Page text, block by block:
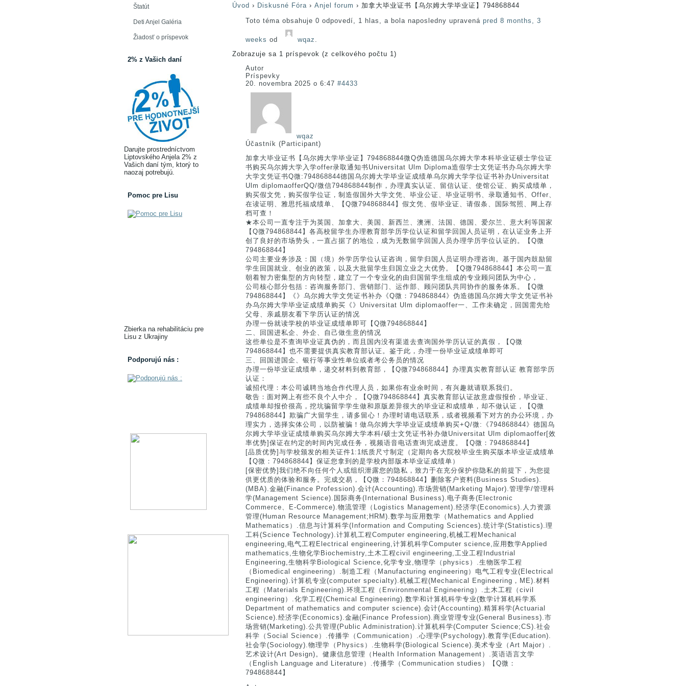
Štatút
Deti Anjel Galéria
Žiadosť o príspevok
2% z Vašich daní
Darujte prostredníctvom
Liptovského Anjela 2% z
Vašich daní tým, ktorý to
naozaj potrebujú.
Pomoc pre Lisu
Zbierka na rehabilitáciu pre
Lisu z Ukrajiny
Podporujú nás :
Úvod › Diskusné Fóra › Anjel forum › 加拿大毕业证书【乌尔姆大学毕业证】794868844
Toto téma obsahuje 0 odpovedí, 1 hlas, a bola naposledny upravená pred 8 months, 3
weeks od wqaz .
Zobrazuje sa 1 príspevok (z celkového počtu 1)
Autor
Príspevky
20. novembra 2025 o 6:47 #4433
wqaz
Účastník (Participant)
加拿大毕业证书【乌尔姆大学毕业证】794868844微Q伪造德国乌尔姆大学本科毕业证硕士学位证
书购买乌尔姆大学入学offer录取通知书Universitat Ulm Diploma造假学士文凭证书办乌尔姆大学
大学文凭证书Q微:794868844德国乌尔姆大学毕业证成绩单乌尔姆大学学位证书补办Universitat
Ulm diplomaofferQQ/微信794868844制作，办理真实认证、留信认证、使馆公证、购买成绩单，
购买假文凭，购买假学位证，制造假国外大学文凭、毕业公证、毕业证明书、录取通知书、Offer、
在读证明、雅思托福成绩单、【Q微794868844】假文凭、假毕业证、请假条、国际驾照、网上存
档可查！
★本公司一直专注于为英国、加拿大、美国、新西兰、澳洲、法国、德国、爱尔兰、意大利等国家
【Q微794868844】各高校留学生办理教育部学历学位认证和留学回国人员证明，在认证业务上开
创了良好的市场势头，一直占据了的地位，成为无数留学回国人员办理学历学位认证的。【Q微
794868844】
公司主要业务涉及：国（境）外学历学位认证咨询，留学归国人员证明办理咨询。基于国内鼓励留
学生回国就业、创业的政策，以及大批留学生归国立业之大优势。【Q微794868844】本公司一直
朝着智力密集型的方向转型，建立了一个专业化的由归国留学生组成的专业顾问团队为中心，
公司核心部分包括：咨询服务部门、营销部门、运作部、顾问团队共同协作的服务体系。【Q微
794868844】《》乌尔姆大学文凭证书补办《Q微：794868844》伪造德国乌尔姆大学文凭证书补
办乌尔姆大学毕业证成绩单购买《》Universitat Ulm diplomaoffer一、工作未确定，回国需先给
父母、亲戚朋友看下学历认证的情况
办理一份就读学校的毕业证成绩单即可【Q微794868844】
二、回国进私企、外企、自己做生意的情况
这些单位是不查询毕业证真伪的，而且国内没有渠道去查询国外学历认证的真假，【Q微
794868844】也不需要提供真实教育部认证。鉴于此，办理一份毕业证成绩单即可
三、回国进国企、银行等事业性单位或者考公务员的情况
办理一份毕业证成绩单，递交材料到教育部，【Q微794868844】办理真实教育部认证 教育部学历
认证：
诚招代理：本公司诚聘当地合作代理人员，如果你有业余时间，有兴趣就请联系我们。
敬告：面对网上有些不良个人中介，【Q微794868844】真实教育部认证故意虚假报价，毕业证、
成绩单却报价很高，挖坑骗留学学生做和原版差异很大的毕业证和成绩单，却不做认证，【Q微
794868844】欺骗广大留学生，请多留心！办理时请电话联系，或者视频看下对方的办公环境，办
理实力，选择实体公司，以防被骗！做乌尔姆大学毕业证成绩单购买+Q/微:《794868844》德国乌
尔姆大学毕业证成绩单购买乌尔姆大学本科/硕士文凭证书补办做Universitat Ulm diplomaoffer[效
率优势]保证在约定的时间内完成任务，视频语音电话查询完成进度。【Q微：794868844】
[品质优势]与学校颁发的相关证件1:1纸质尺寸制定（定期向各大院校毕业生购买版本毕业证成绩单
【Q微：794868844】保证您拿到的是学校内部版本毕业证成绩单）
[保密优势]我们绝不向任何个人或组织泄露您的隐私，致力于在充分保护你隐私的前提下，为您提
供更优质的体验和服务。完成交易，【Q微：794868844】删除客户资料(Business Studies).
(MBA).金融(Finance Profession).会计(Accounting).市场营销(Marketing Major).管理学/管理科
学(Management Science).国际商务(International Business).电子商务(Electronic
Commerce、E-Commerce).物流管理（Logistics Management).经济学(Economics).人力资源
管理(Human Resource Management;HRM).数学与应用数学（Mathematics and Applied
Mathematics）.信息与计算科学(Information and Computing Sciences).统计学(Statistics).理
工科(Science Technology).计算机工程Computer engineering,机械工程Mechanical
engineering,电气工程Electrical engineering,计算机科学Computer science,应用数学Applied
mathematics,生物化学Biochemistry,土木工程civil engineering,工业工程Industrial
Engineering,生物科学Biological Science,化学专业,物理学（physics）.生物医学工程
（Biomedical engineering）.制造工程（Manufacturing engineering）电气工程专业(Electrical
Engineering).计算机专业(computer specialty).机械工程(Mechanical Engineering，ME).材料
工程（Materials Engineering).环境工程（Environmental Engineering）.土木工程（civil
engineering）.化学工程(Chemical Engineering).数学和计算机科学专业(数学计算机科学系
Department of mathematics and computer science).会计(Accounting).精算科学(Actuarial
Science).经济学(Economics).金融(Finance Profession).商业管理专业(General Business).市
场营销(Marketing).公共管理(Public Administration).计算机科学(Computer Science;CS).社会
科学（Social Science）.传播学（Communication）.心理学(Psychology).教育学(Education).
社会学(Sociology).物理学（Physics）.生物科学(Biological Science).美术专业（Art Major）.
艺术设计(Art Design)。健康信息管理（Health Information Management）.英语语言文学
（English Language and Literature）.传播学（Communication studies）【Q微：
794868844】